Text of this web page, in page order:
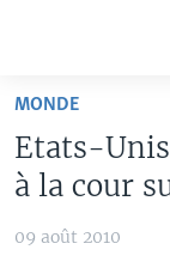
Retour
navigation
AFRIQUE
TV
MONDE
Etats-
à la cour
09 août 2010